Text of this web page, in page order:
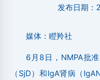
发布日期：
媒体：瞪羚社
6月8日，NMPA批
（SjD）和IgA肾病（